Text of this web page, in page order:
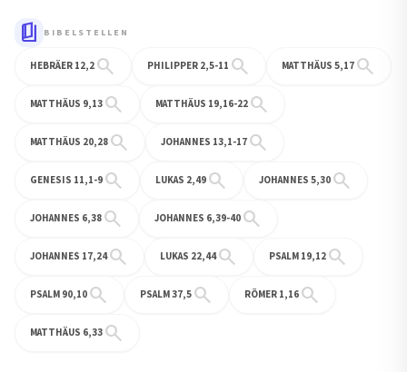
book_5 BIBELSTELLEN
HEBRÄER 12,2 search PHILIPPER 2,5-11 search MATTHÄUS 5,17 search
MATTHÄUS 9,13 search MATTHÄUS 19,16-22 search
MATTHÄUS 20,28 search JOHANNES 13,1-17 search
GENESIS 11,1-9 search LUKAS 2,49 search JOHANNES 5,30 search
JOHANNES 6,38 search JOHANNES 6,39-40 search
JOHANNES 17,24search LUKAS 22,44search PSALM 19,12 search
PSALM 90,10 search PSALM 37,5 search RÖMER 1,16 search
MATTHÄUS 6,33 search